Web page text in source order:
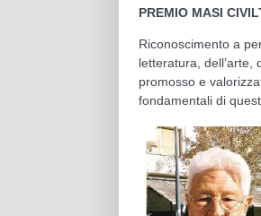
PREMIO MASI
Riconoscimento a
letteratura, dell’arte,
promosso e
fondamentali di